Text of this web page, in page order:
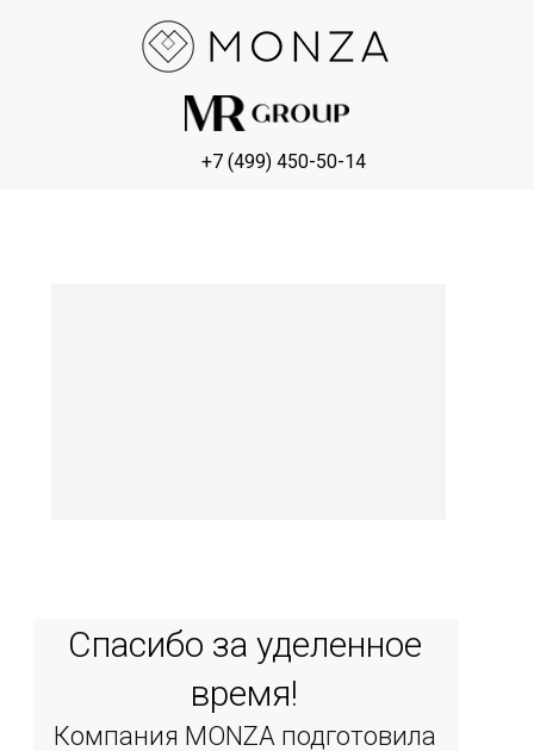
+7 (499) 450-50-14
Спасибо за уделенное
время!
Компания MONZA подготовила